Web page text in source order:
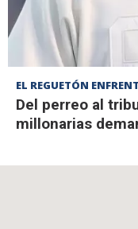
EL REGUETÓN
Del perreo al
millonarias